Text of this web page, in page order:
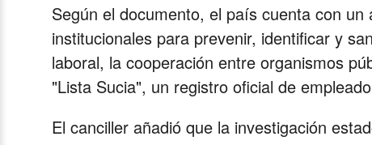
Según el documento, el país cuenta con
institucionales para prevenir, identificar y
laboral, la cooperación entre organismos
"Lista Sucia", un registro oficial de
El canciller añadió que la investigación